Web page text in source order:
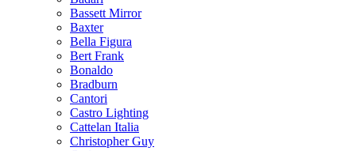
Bassett Mirror
Baxter
Bella Figura
Bert Frank
Bonaldo
Bradburn
Cantori
Castro Lighting
Cattelan Italia
Christopher Guy